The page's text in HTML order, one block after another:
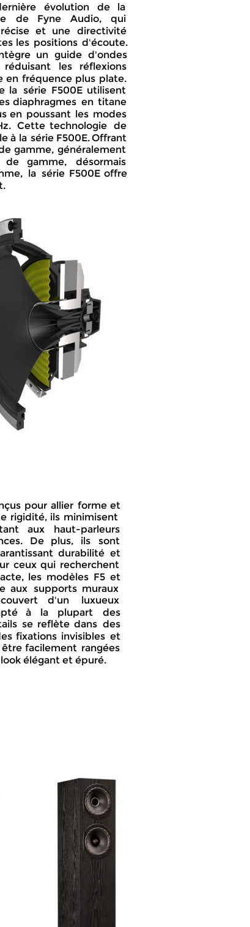
évolution de la
de Fyne Audio, qui
et une directivité
les positions d'écoute.
un guide d'ondes
réduisant les réflexions
en fréquence plus plate.
la série F500E utilisent
diaphragmes en titane
en poussant les modes
Cette technologie de
à la série F500E. Offrant
gamme, généralement
de gamme, désormais
la série F500E offre
pour allier forme et
rigidité, ils minimisent
aux haut-parleurs
De plus, ils sont
durabilité et
ceux qui recherchent
les modèles F5 et
aux supports muraux
d'un luxueux
à la plupart des
se reflète dans des
fixations invisibles et
être facilement rangées
élégant et épuré.